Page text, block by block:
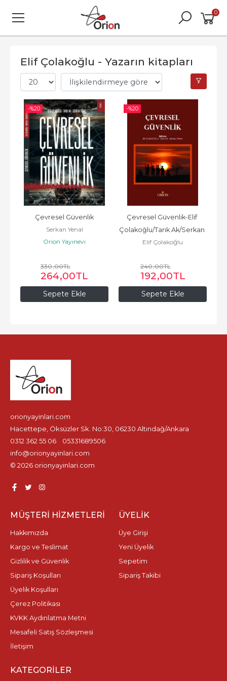
0
Elif Çolakoğlu - Yazarın kitapları
-%20
Sepete Ekle
Çevresel Güvenlik
Serkan Yenal
Orion Yayınevi
330,00TL
264,00TL
-%20
Sepete Ekle
Çevresel Güvenlik-Elif
Çolakoğlu/Tarık Ak/Serkan
Yenal
Elif Çolakoğlu
240,00TL
192,00TL
orionyayinlari.com
Hacettepe, Öksüzler Sk. No:30, 06230 Altındağ/Ankara
0312 362 55 06
05331689506
info@orionyayinlari.com
© 2026 orionyayinlari.com
MÜŞTERI HIZMETLERI
Hakkımızda
Kargo ve Teslimat
Gizlilik ve Güvenlik
Sipariş Koşulları
Üyelik Koşulları
Çerez Politikası
KVKK Aydınlatma Metni
Mesafeli Satış Sözleşmesi
İletişim
ÜYELIK
Üye Girişi
Yeni Üyelik
Sepetim
Sipariş Takibi
KATEGORILER